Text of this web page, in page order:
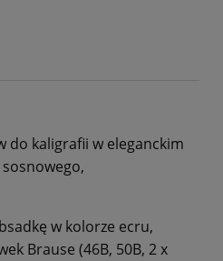
do kaligrafii w eleganckim
w kolorze ecru,
Brause (46B, 50B, 2 x